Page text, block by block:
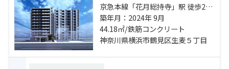
京急本線「花月総持寺」駅 徒歩2分
京浜東北線「鶴見」駅 徒歩15分 鶴
見線「鶴見小野」駅 徒歩17分
築年月：2024年 9月
44.18㎡/鉄筋コンクリート
神奈川県横浜市鶴見区生麦５丁目